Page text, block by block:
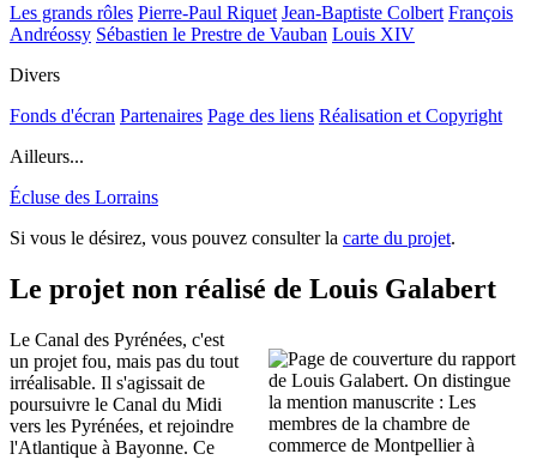
Les grands rôles Pierre-Paul Riquet Jean-Baptiste Colbert François
Andréossy Sébastien le Prestre de Vauban Louis XIV
Divers
Fonds d'écran Partenaires Page des liens Réalisation et Copyright
Ailleurs...
Écluse des Lorrains
Si vous le désirez, vous pouvez consulter la carte du projet.
Le projet non réalisé de Louis Galabert
Le Canal des Pyrénées, c'est
un projet fou, mais pas du tout
irréalisable. Il s'agissait de
poursuivre le Canal du Midi
vers les Pyrénées, et rejoindre
l'Atlantique à Bayonne. Ce